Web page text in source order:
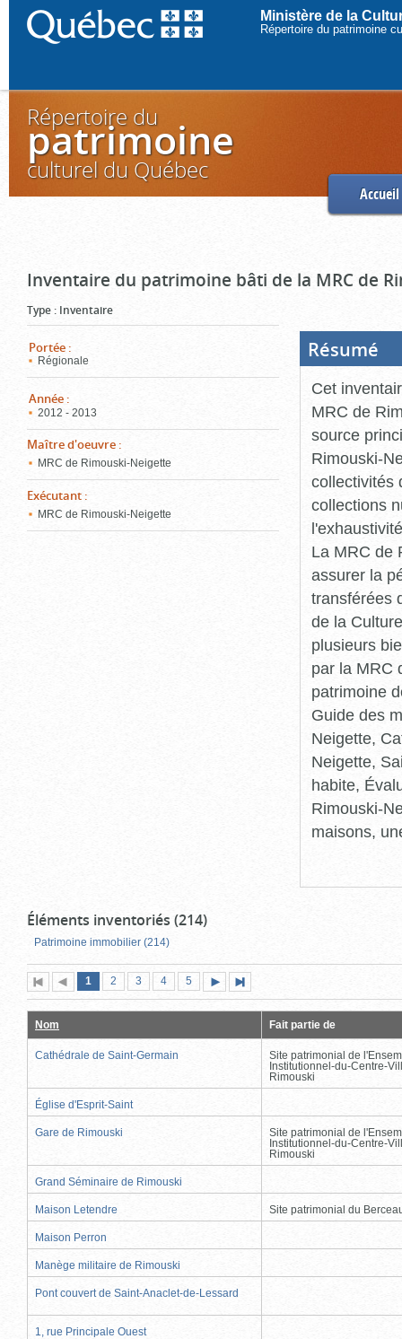
Ministère de la
Répertoire du patrimoine
Répertoire du
patrimoine
culturel du Québec
Accueil
Inventaire du patrimoine bâti de la MRC de
Type : Inventaire
Portée :
Régionale
Année :
2012 - 2013
Maître d'oeuvre :
MRC de Rimouski-Neigette
Exécutant :
MRC de Rimouski-Neigette
Résumé
Cet
MRC de
source
Rimouski-
collectivités
collections
La MRC de
assurer la
transférées
de la
plusieurs
par la MRC
patrimoine
Guide des
Neigette,
Neigette,
habite,
Rimouski-
maisons,
Éléments inventoriés (214)
Patrimoine immobilier (214)
Première
page
Page
précédente
Page
1 (page
actuelle)
Page
2 Page
3 Page
4 Page
5
suivante
page
Nom Fait partie de
Cathédrale de Saint-Germain
Site patrimonial de
Institutionnel-du-Centre-
Rimouski
Église d'Esprit-Saint
Gare de Rimouski
Site patrimonial de
Institutionnel-du-Centre-
Rimouski
Grand Séminaire de Rimouski
Maison Letendre Site patrimonial du
Maison Perron
Manège militaire de Rimouski
Pont couvert de Saint-Anaclet-de-Lessard
1, rue Principale Ouest